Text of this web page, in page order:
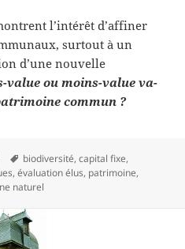
l’intérêt d’affiner
surtout à un
d’une nouvelle
value ou moins-value va-
commun ?
Mots-
clés
biodiversité,capital fixe,
,évaluation élus, patrimoine,
naturel